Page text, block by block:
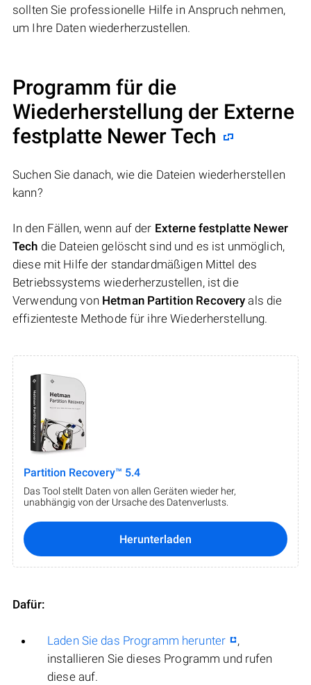
sollten Sie professionelle Hilfe in Anspruch nehmen,
um Ihre Daten wiederherzustellen.
Programm für die
Wiederherstellung der Externe
festplatte Newer Tech
Suchen Sie danach, wie die Dateien wiederherstellen
kann?
In den Fällen, wenn auf der Externe festplatte Newer
Tech die Dateien gelöscht sind und es ist unmöglich,
diese mit Hilfe der standardmäßigen Mittel des
Betriebssystems wiederherzustellen, ist die
Verwendung von Hetman Partition Recovery als die
effizienteste Methode für ihre Wiederherstellung.
Partition Recovery™ 5.4
Das Tool stellt Daten von allen Geräten wieder her,
unabhängig von der Ursache des Datenverlusts.
Herunterladen
Dafür:
Laden Sie das Programm herunter
,
installieren Sie dieses Programm und rufen
diese auf.